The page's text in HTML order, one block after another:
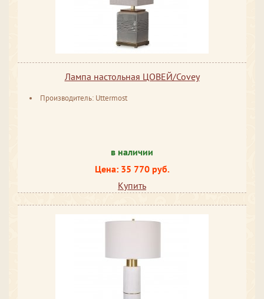
Лампа настольная ЦОВЕЙ/Covey
Производитель: Uttermost
в наличии
Цена: 35 770 руб.
Купить